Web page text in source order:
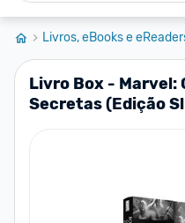
Livros, eBooks e
Livro Box - Marvel:
Secretas (Edição